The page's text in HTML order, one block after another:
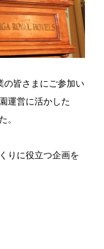
の皆さまにご参加い
運営に活かした
。
りに役立つ企画を